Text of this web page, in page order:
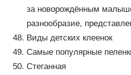
за новорождённым
разнообразие,
Виды детских клеенок
Самые популярные
Стеганная